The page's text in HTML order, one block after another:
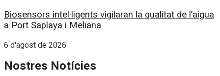
Biosensors intel·ligents vigilaran la qualitat de l’aigua
a Port Saplaya i Meliana
6 d'agost de 2026
Nostres Notícies